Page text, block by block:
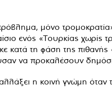
μόνο τρομοκρατία»
ενός «Τουρκίας
τη φάση της πιθανής
να προκαλέσουν
η κοινή γνώμη